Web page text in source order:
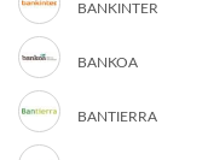
BANKINTER
BANKOA
BANTIERRA